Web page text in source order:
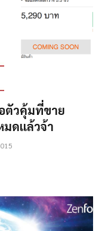
ตัวคุ้มที่ขาย
มดแล้วจ้า